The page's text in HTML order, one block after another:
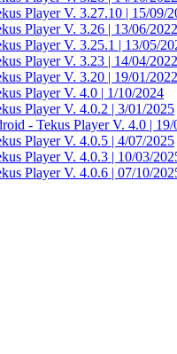
Player V. 3.27.10 | 15/09/
Player V. 3.26 | 13/06/2022
Player V. 3.25.1 | 13/05/
Player V. 3.23 | 14/04/2022
Player V. 3.20 | 19/01/2022
Player V. 4.0 | 1/10/2024
Player V. 4.0.2 | 3/01/2025
- Tekus Player V. 4.0 | 19/
Player V. 4.0.5 | 4/07/2025
Player V. 4.0.3 | 10/03/
Player V. 4.0.6 | 07/10/